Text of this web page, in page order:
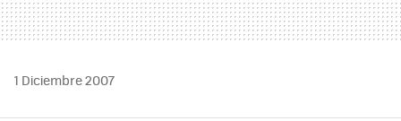
1 Diciembre 2007